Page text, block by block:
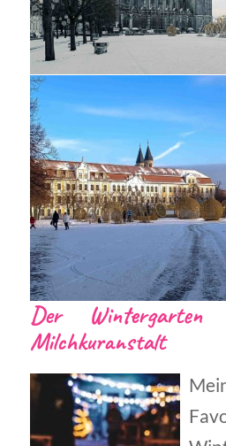
Der Wintergarten
Milchkuranstalt